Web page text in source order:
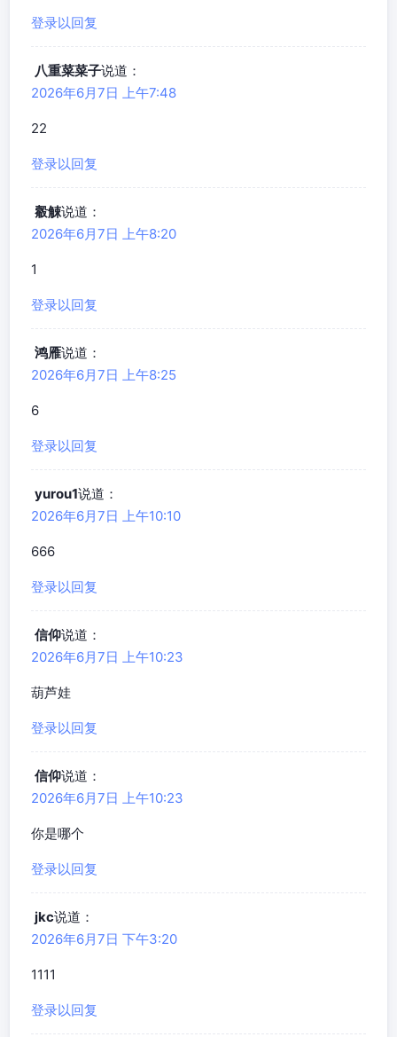
登录以回复
八重菜菜子说道：
2026年6月7日 上午7:48
22
登录以回复
觳觫说道：
2026年6月7日 上午8:20
1
登录以回复
鸿雁说道：
2026年6月7日 上午8:25
6
登录以回复
yurou1说道：
2026年6月7日 上午10:10
666
登录以回复
信仰说道：
2026年6月7日 上午10:23
葫芦娃
登录以回复
信仰说道：
2026年6月7日 上午10:23
你是哪个
登录以回复
jkc说道：
2026年6月7日 下午3:20
1111
登录以回复